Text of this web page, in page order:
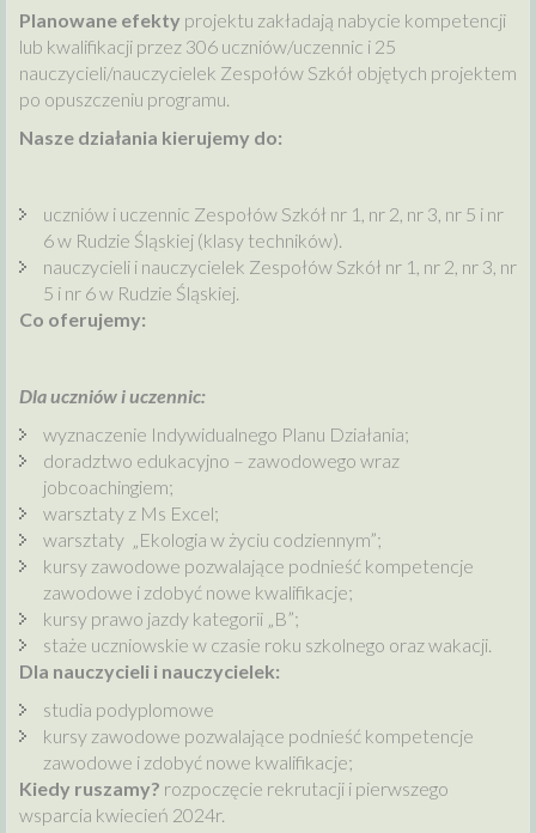
Planowane efekty projektu zakładają nabycie kompetencji
lub kwalifikacji przez 306 uczniów/uczennic i 25
nauczycieli/nauczycielek Zespołów Szkół objętych projektem
po opuszczeniu programu.
Nasze działania kierujemy do:
uczniów i uczennic Zespołów Szkół nr 1, nr 2, nr 3, nr 5 i nr
6 w Rudzie Śląskiej (klasy techników).
nauczycieli i nauczycielek Zespołów Szkół nr 1, nr 2, nr 3, nr
5 i nr 6 w Rudzie Śląskiej.
Co oferujemy:
Dla uczniów i uczennic:
wyznaczenie Indywidualnego Planu Działania;
doradztwo edukacyjno – zawodowego wraz
jobcoachingiem;
warsztaty z Ms Excel;
warsztaty „Ekologia w życiu codziennym”;
kursy zawodowe pozwalające podnieść kompetencje
zawodowe i zdobyć nowe kwalifikacje;
kursy prawo jazdy kategorii „B”;
staże uczniowskie w czasie roku szkolnego oraz wakacji.
Dla nauczycieli i nauczycielek:
studia podyplomowe
kursy zawodowe pozwalające podnieść kompetencje
zawodowe i zdobyć nowe kwalifikacje;
Kiedy ruszamy? rozpoczęcie rekrutacji i pierwszego
wsparcia kwiecień 2024r.